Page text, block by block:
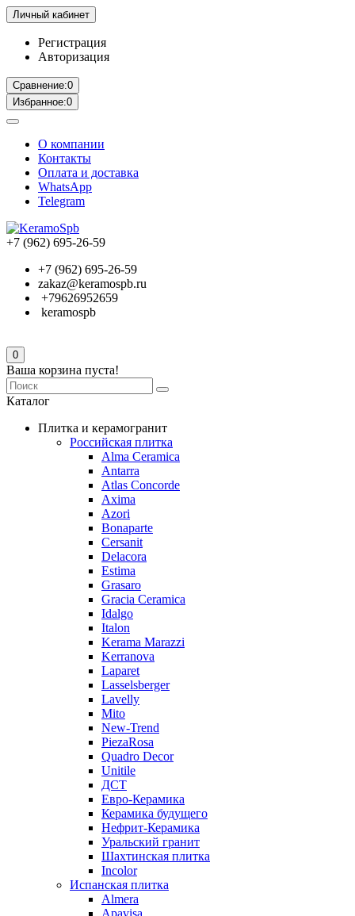
Личный кабинет
Регистрация
Авторизация
Сравнение:0
Избранное:0
О компании
Контакты
Оплата и доставка
WhatsApp
Telegram
+7 (962) 695-26-59
+7 (962) 695-26-59
zakaz@keramospb.ru
+79626952659
keramospb
0
Ваша корзина пуста!
Каталог
Плитка и керамогранит
Российская плитка
Alma Ceramica
Antarra
Atlas Concorde
Axima
Azori
Bonaparte
Cersanit
Delacora
Estima
Grasaro
Graсia Ceramica
Idalgo
Italon
Kerama Marazzi
Kerranova
Laparet
Lasselsberger
Lavelly
Mito
New-Trend
PiezaRosa
Quadro Decor
Unitile
ДСТ
Евро-Керамика
Керамика будущего
Нефрит-Керамика
Уральский гранит
Шахтинская плитка
Incolor
Испанская плитка
Almera
Apavisa